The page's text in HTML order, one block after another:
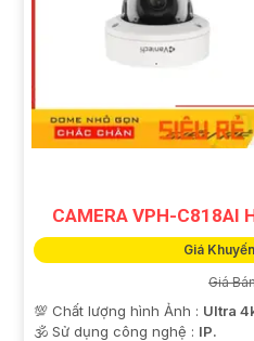
CAMERA VPH-C818AI
Giá
Giá
💯 Chất lượng hình Ảnh : Ultra 4k
🕉️ Sử dụng công nghệ : IP.